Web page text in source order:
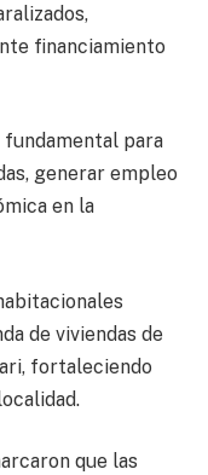
financiamiento
fundamental para
generar empleo
en la
de viviendas de
fortaleciendo
que las